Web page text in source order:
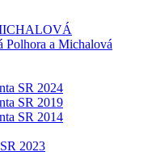
Polhora a Michalová
SR 2024
SR 2019
SR 2014
2023